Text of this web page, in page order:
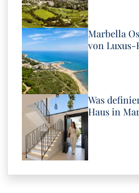
Marbella
von
Was
Haus in